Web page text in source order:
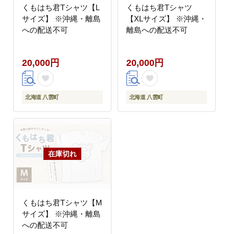
くもはち君Tシャツ【L
サイズ】 ※沖縄・離島
への配送不可
20,000円
北海道 八雲町
くもはち君Tシャツ
【XLサイズ】 ※沖縄・
離島への配送不可
20,000円
北海道 八雲町
くもはち君Tシャツ【M
サイズ】 ※沖縄・離島
への配送不可